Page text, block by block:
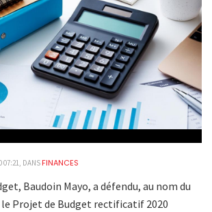
07:21, DANS FINANCES
Baudoin Mayo, a défendu, au nom du
Projet de Budget rectificatif 2020